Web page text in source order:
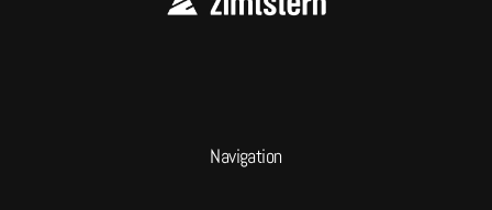
Navigation